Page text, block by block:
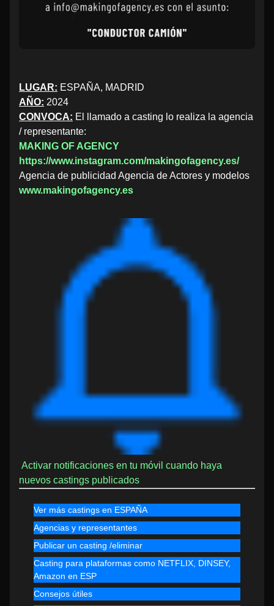
LUGAR: ESPAÑA, MADRID
AÑO: 2024
CONVOCA: El llamado a casting lo realiza la agencia
/ representante:
MAKING OF AGENCY
https://www.instagram.com/makingofagency.es/
Agencia de publicidad Agencia de Actores y modelos
www.makingofagency.es
Activar notificaciones en tu móvil cuando haya
nuevos castings publicados
Ver más castings en ESPAÑA
Agencias y representantes
Publicar un casting /eliminar
Casting para plataformas como NETFLIX, DINSEY,
Amazon en ESP
Consejos útiles